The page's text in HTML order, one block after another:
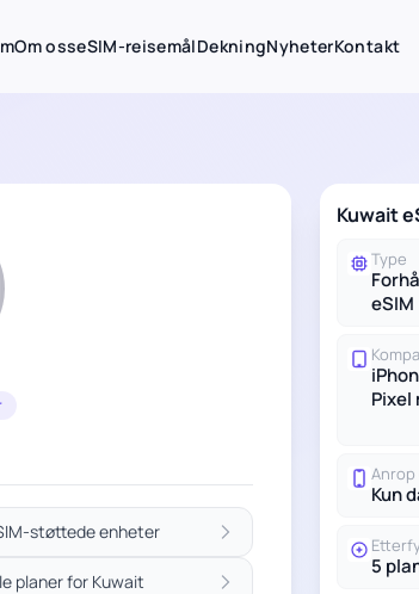
Om osseSIM-reisemålDekningNyheterKontakt
støttede enheter
planer for Kuwait
Kuwait
Type
Pixel
Anrop
Kun
5